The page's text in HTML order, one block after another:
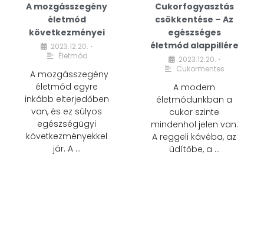
A mozgásszegény
életmód
következményei
2023.12.20. •
Életmód
A mozgásszegény
életmód egyre
inkább elterjedőben
van, és ez súlyos
egészségügyi
következményekkel
jár. A …
Cukorfogyasztás
csökkentése – Az
egészséges
életmód alappillére
2023.12.20. •
Cukormentes
A modern
életmódunkban a
cukor szinte
mindenhol jelen van.
A reggeli kávéba, az
üdítőbe, a …